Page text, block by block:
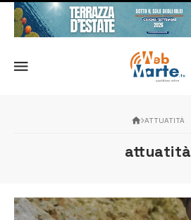
ATTUATITÀ
attuatità